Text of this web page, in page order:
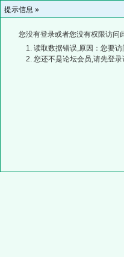
提示信息 »
您没有登录或者您没有权限访问
读取数据错误,原因：您要
您还不是论坛会员,请先登录